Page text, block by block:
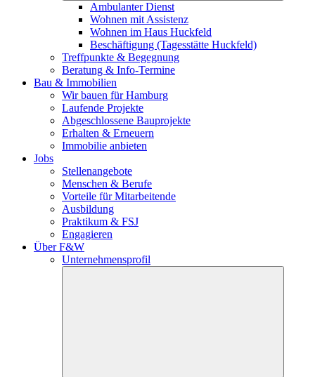
Ambulanter Dienst
Wohnen mit Assistenz
Wohnen im Haus Huckfeld
Beschäftigung (Tagesstätte Huckfeld)
Treffpunkte & Begegnung
Beratung & Info-Termine
Bau & Immobilien
Wir bauen für Hamburg
Laufende Projekte
Abgeschlossene Bauprojekte
Erhalten & Erneuern
Immobilie anbieten
Jobs
Stellenangebote
Menschen & Berufe
Vorteile für Mitarbeitende
Ausbildung
Praktikum & FSJ
Engagieren
Über F&W
Unternehmensprofil